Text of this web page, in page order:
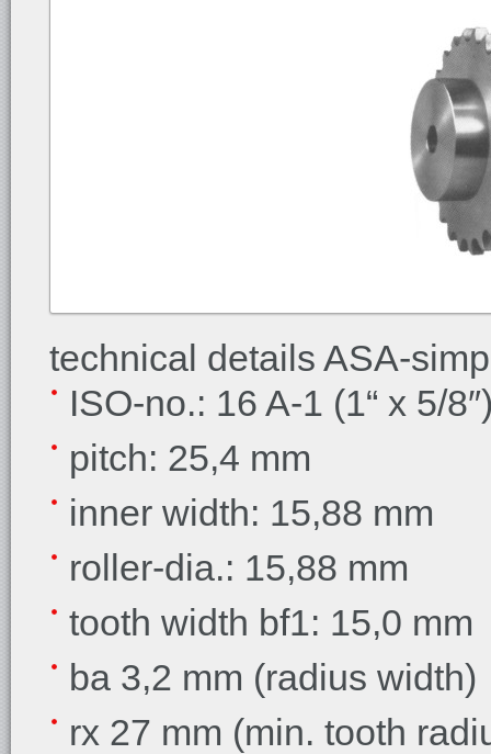
technical details ASA-
ISO-no.: 16 A-1 (1“ x 5/
pitch: 25,4 mm
inner width: 15,88 mm
roller-dia.: 15,88 mm
tooth width bf1: 15,0 mm
ba 3,2 mm (radius width)
rx 27 mm (min. tooth